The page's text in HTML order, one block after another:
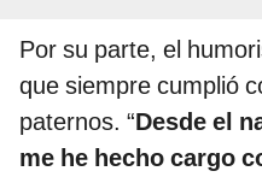
Por su parte, el
que siempre cumplió
paternos. “Desde el
me he hecho cargo